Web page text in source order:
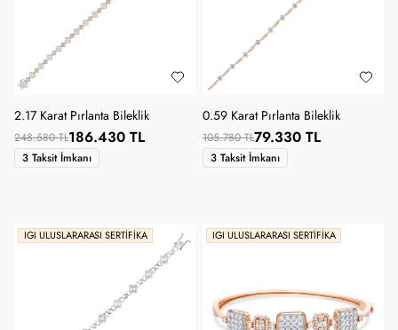
2.17 Karat Pırlanta Bileklik
248.580 TL186.430 TL
3 Taksit İmkanı
0.59 Karat Pırlanta Bileklik
105.780 TL79.330 TL
3 Taksit İmkanı
IGI ULUSLARARASI SERTIFIKA IGI ULUSLARARASI SERTIFIKA